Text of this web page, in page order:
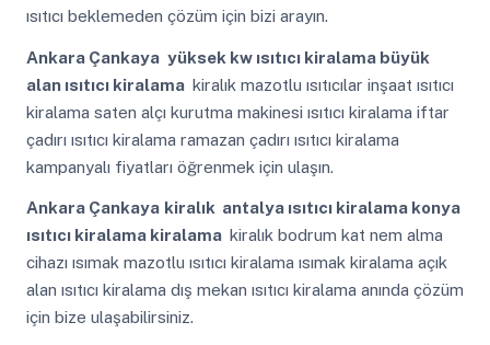
ısıtıcı beklemeden çözüm için bizi arayın.
Ankara Çankaya yüksek kw ısıtıcı kiralama büyük
alan ısıtıcı kiralama kiralık mazotlu ısıtıcılar inşaat ısıtıcı
kiralama saten alçı kurutma makinesi ısıtıcı kiralama iftar
çadırı ısıtıcı kiralama ramazan çadırı ısıtıcı kiralama
kampanyalı fiyatları öğrenmek için ulaşın.
Ankara Çankaya kiralık antalya ısıtıcı kiralama konya
ısıtıcı kiralama kiralama kiralık bodrum kat nem alma
cihazı ısımak mazotlu ısıtıcı kiralama ısımak kiralama açık
alan ısıtıcı kiralama dış mekan ısıtıcı kiralama anında çözüm
için bize ulaşabilirsiniz.